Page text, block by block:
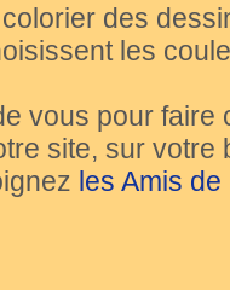
des
les
vous pour
site, sur
les Amis